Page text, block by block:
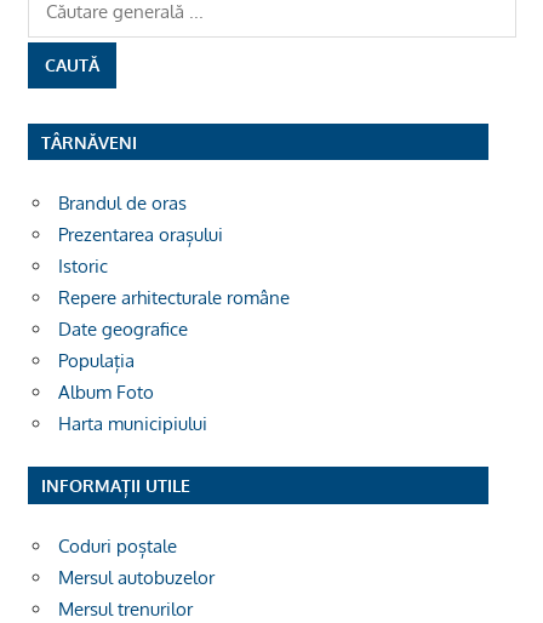
TÂRNĂVENI
Brandul de oras
Prezentarea orașului
Istoric
Repere arhitecturale române
Date geografice
Populația
Album Foto
Harta municipiului
INFORMAȚII UTILE
Coduri poștale
Mersul autobuzelor
Mersul trenurilor